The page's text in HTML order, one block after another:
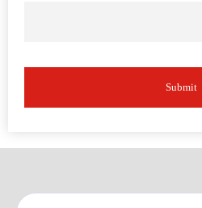
Submit